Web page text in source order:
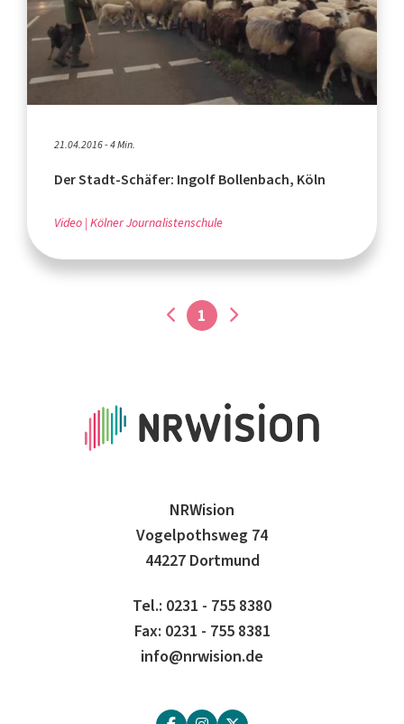
21.04.2016 - 4 Min.
Der Stadt-Schäfer: Ingolf Bollenbach, Köln
Video Kölner Journalistenschule
1
NRWision
Vogelpothsweg 74
44227 Dortmund
Tel.: 0231 - 755 8380
Fax: 0231 - 755 8381
info@nrwision.de